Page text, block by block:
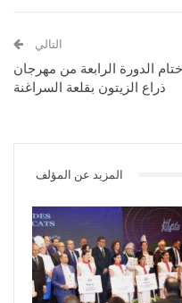
التالي
ختام الدورة الرابعة من مهرجان
ذراع الزيتون بقلعة السراغنة
المزيد عن المؤلف